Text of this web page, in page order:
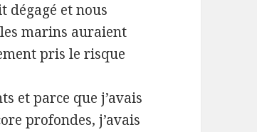
dégagé et nous
marins auraient
pris le risque
et parce que j’avais
profondes, j’avais